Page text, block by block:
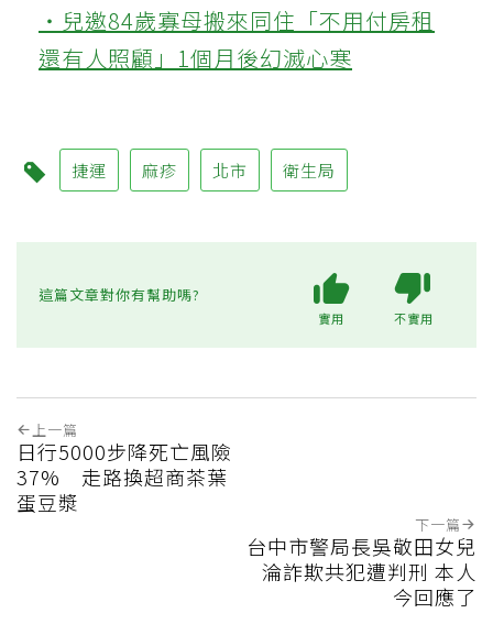
‧兒邀84歲寡母搬來同住「不用付房租
還有人照顧」1個月後幻滅心寒
捷運 麻疹 北市 衛生局
這篇文章對你有幫助嗎?
實用 不實用
上一篇
日行5000步降死亡風險
37% 走路換超商茶葉
蛋豆漿
下一篇
台中市警局長吳敬田女兒
淪詐欺共犯遭判刑 本人
今回應了